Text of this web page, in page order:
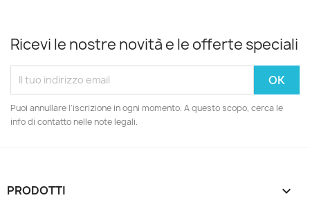
Ricevi le nostre novità e le offerte speciali
Puoi annullare l'iscrizione in ogni momento. A questo scopo, cerca le
info di contatto nelle note legali.
PRODOTTI 